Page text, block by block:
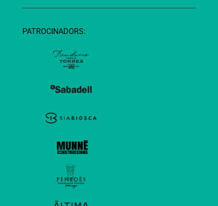
PATROCINADORS: